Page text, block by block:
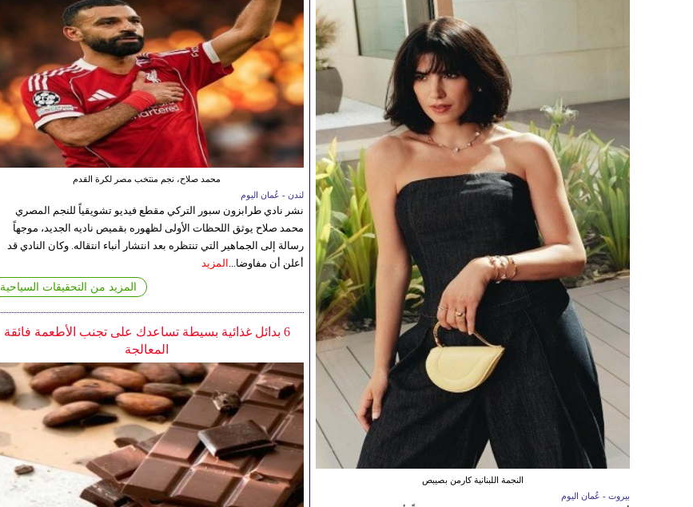
محمد صلاح، نجم منتخب مصر لكرة القدم
لندن - عُمان اليوم
نشر نادي طرابزون سبور التركي مقطع فيديو تشويقياً للنجم المصري
محمد صلاح يوثق اللحظات الأولى لظهوره بقميص ناديه الجديد، موجهاً
رسالة إلى الجماهير التي تنتظره بعد انتشار أنباء انتقاله. وكان النادي قد
أعلن أن مفاوضا... المزيد
المزيد من التحقيقات السياحية
6 بدائل غذائية بسيطة تساعدك على تجنب الأطعمة فائقة
المعالجة
النجمة اللبنانية كارمن بصيبص
بيروت - عُمان اليوم